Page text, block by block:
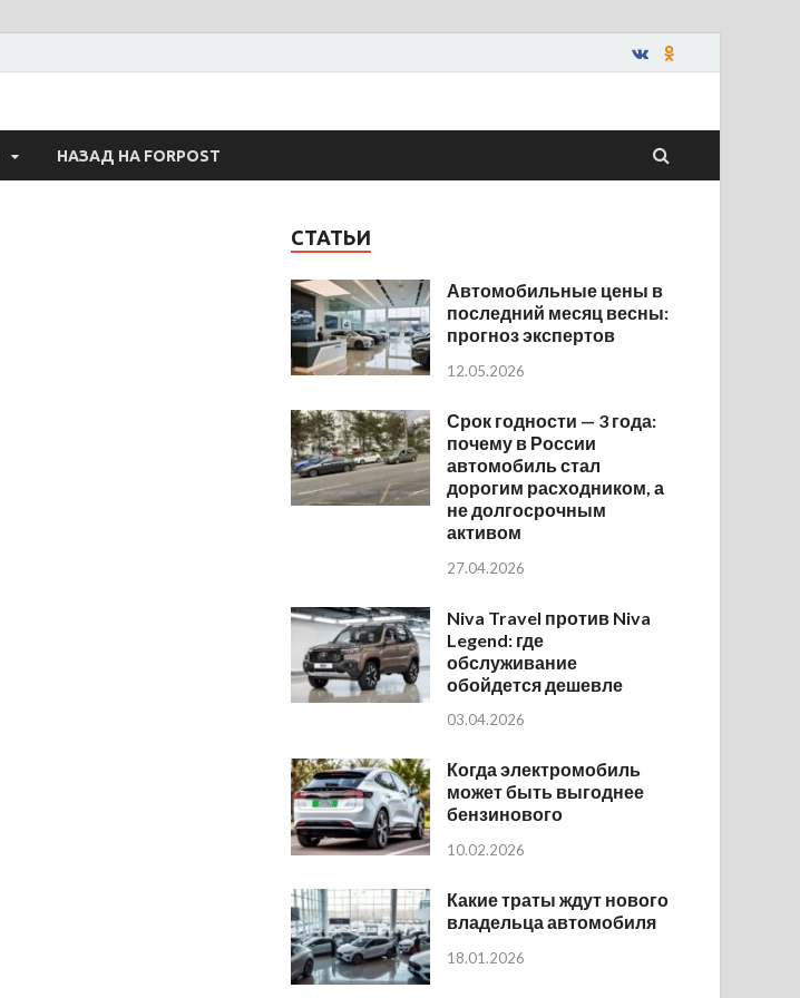
НАЗАД НА FORPOST
СТАТЬИ
Автомобильные цены в
последний месяц весны:
прогноз экспертов
12.05.2026
Срок годности — 3 года:
почему в России
автомобиль стал
дорогим расходником, а
не долгосрочным
активом
27.04.2026
Niva Travel против Niva
Legend: где
обслуживание
обойдется дешевле
03.04.2026
Когда электромобиль
может быть выгоднее
бензинового
10.02.2026
Какие траты ждут нового
владельца автомобиля
18.01.2026